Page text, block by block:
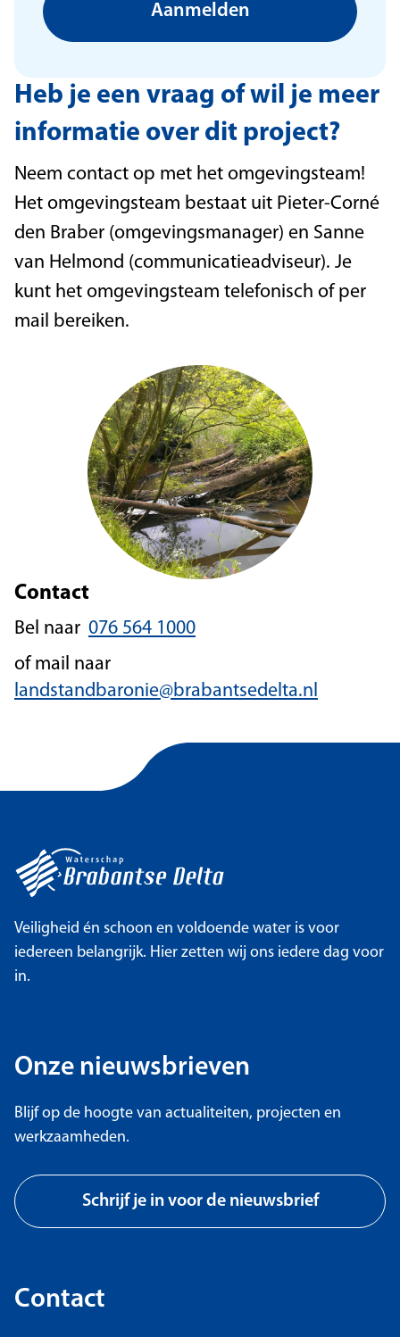
Aanmelden
Heb je een vraag of wil je meer
informatie over dit project?
Neem contact op met het omgevingsteam!
Het omgevingsteam bestaat uit Pieter-Corné
den Braber (omgevingsmanager) en Sanne
van Helmond (communicatieadviseur). Je
kunt het omgevingsteam telefonisch of per
mail bereiken.
Contact
Bel naar 076 564 1000
of mail naar
landstandbaronie@brabantsedelta.nl
Veiligheid én schoon en voldoende water is voor
iedereen belangrijk. Hier zetten wij ons iedere dag voor
in.
Onze nieuwsbrieven
Blijf op de hoogte van actualiteiten, projecten en
werkzaamheden.
Schrijf je in voor de nieuwsbrief
Contact